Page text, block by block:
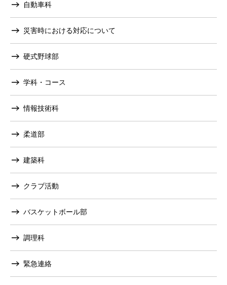
自動車科
災害時における対応について
硬式野球部
学科・コース
情報技術科
柔道部
建築科
クラブ活動
バスケットボール部
調理科
緊急連絡